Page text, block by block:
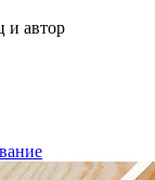
и автор